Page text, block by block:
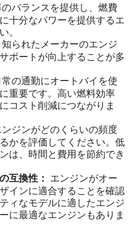
バランスを提供し、燃費
十分なパワーを提供するエ
。
知られたメーカーのエンジ
ポートが向上することが多
の通勤にオートバイを使
重要です。高い燃料効率
コスト削減につながりま
ンジンがどのくらいの頻度
かを評価してください。低
は、時間と費用を節約でき
互換性： エンジンがオー
インに適合することを確認
ィなモデルに適したエンジ
に最適なエンジンもありま